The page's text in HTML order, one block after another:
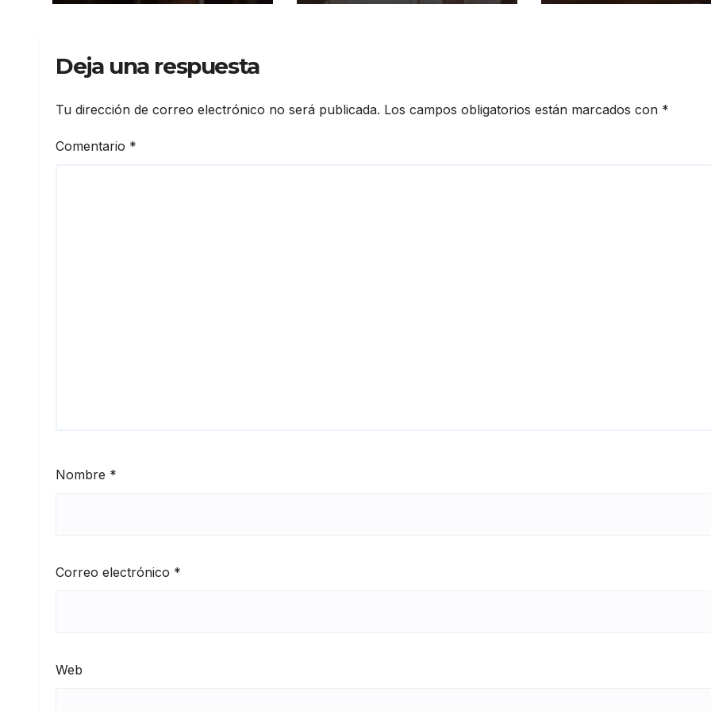
CNM dominicano
meses de
Deja una respuesta
Tu dirección de correo electrónico no será publicada. Los campos obligatorios están marcados con *
Comentario *
Nombre *
Correo electrónico *
Web